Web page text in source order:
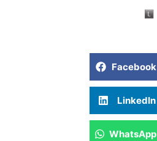
Facebook
LinkedIn
WhatsApp